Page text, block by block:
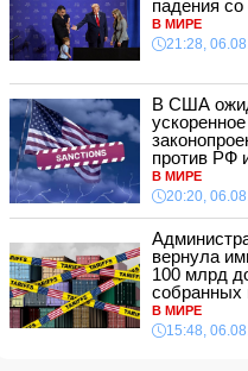
Звезда сборной Испании
«Барселону»
ВС РФ поразили три судна с
ВСУ в Черном море
11:28, 07.08.2026
Во Флориде мужчина поймал
выиграл 10 тысяч долларов
11:24, 07.08.2026
Том Холланд и Зендея
11:22, 07.08.2026
Трагедия в Тертере:
жертвами поджога
падения
В МИРЕ
21:28,
В США
против РФ
В МИРЕ
20:20,
вернула
100 млрд
В МИРЕ
15:48,